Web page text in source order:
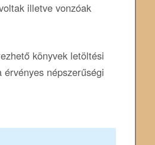
illetve vonzóak
könyvek letöltési
népszerűségi